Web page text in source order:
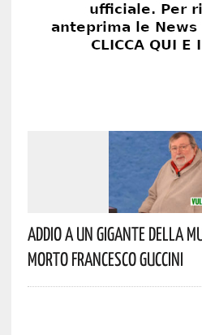
Addio A Un Gigante Della
Morto Francesco Guccini